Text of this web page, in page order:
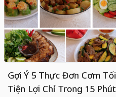
Gợi Ý 5 Thực Đơn Cơm Tối
Tiện Lợi Chỉ Trong 15 Phút